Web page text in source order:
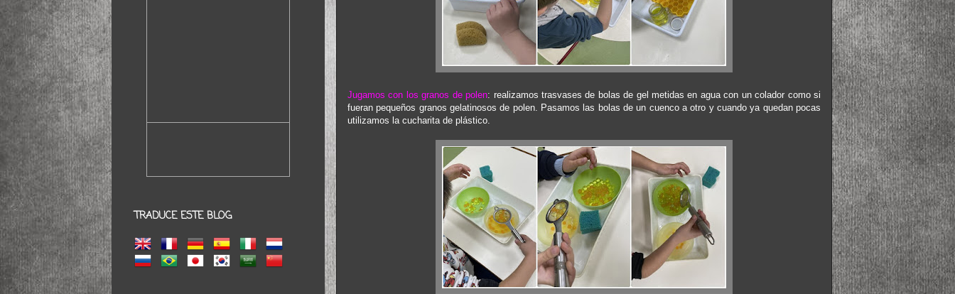
Jugamos con los granos de polen: realizamos trasvases de bolas de gel metidas en agua con un colador como si
fueran pequeños granos gelatinosos de polen. Pasamos las bolas de un cuenco a otro y cuando ya quedan pocas
utilizamos la cucharita de plástico.
TRADUCE ESTE BLOG